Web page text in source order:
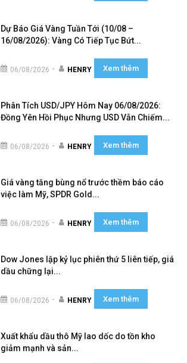
Dự Báo Giá Vàng Tuần Tới (10/08 –
16/08/2026): Vàng Có Tiếp Tục Bứt...
06/08/2026 - HENRY Xem thêm
Phân Tích USD/JPY Hôm Nay 06/08/2026:
Đồng Yên Hồi Phục Nhưng USD Vẫn Chiếm...
06/08/2026 - HENRY Xem thêm
Giá vàng tăng bùng nổ trước thềm báo cáo
việc làm Mỹ, SPDR Gold...
06/08/2026 - HENRY Xem thêm
Dow Jones lập kỷ lục phiên thứ 5 liên tiếp, giá
dầu chững lại...
06/08/2026 - HENRY Xem thêm
Xuất khẩu dầu thô Mỹ lao dốc do tồn kho
giảm mạnh và sản...